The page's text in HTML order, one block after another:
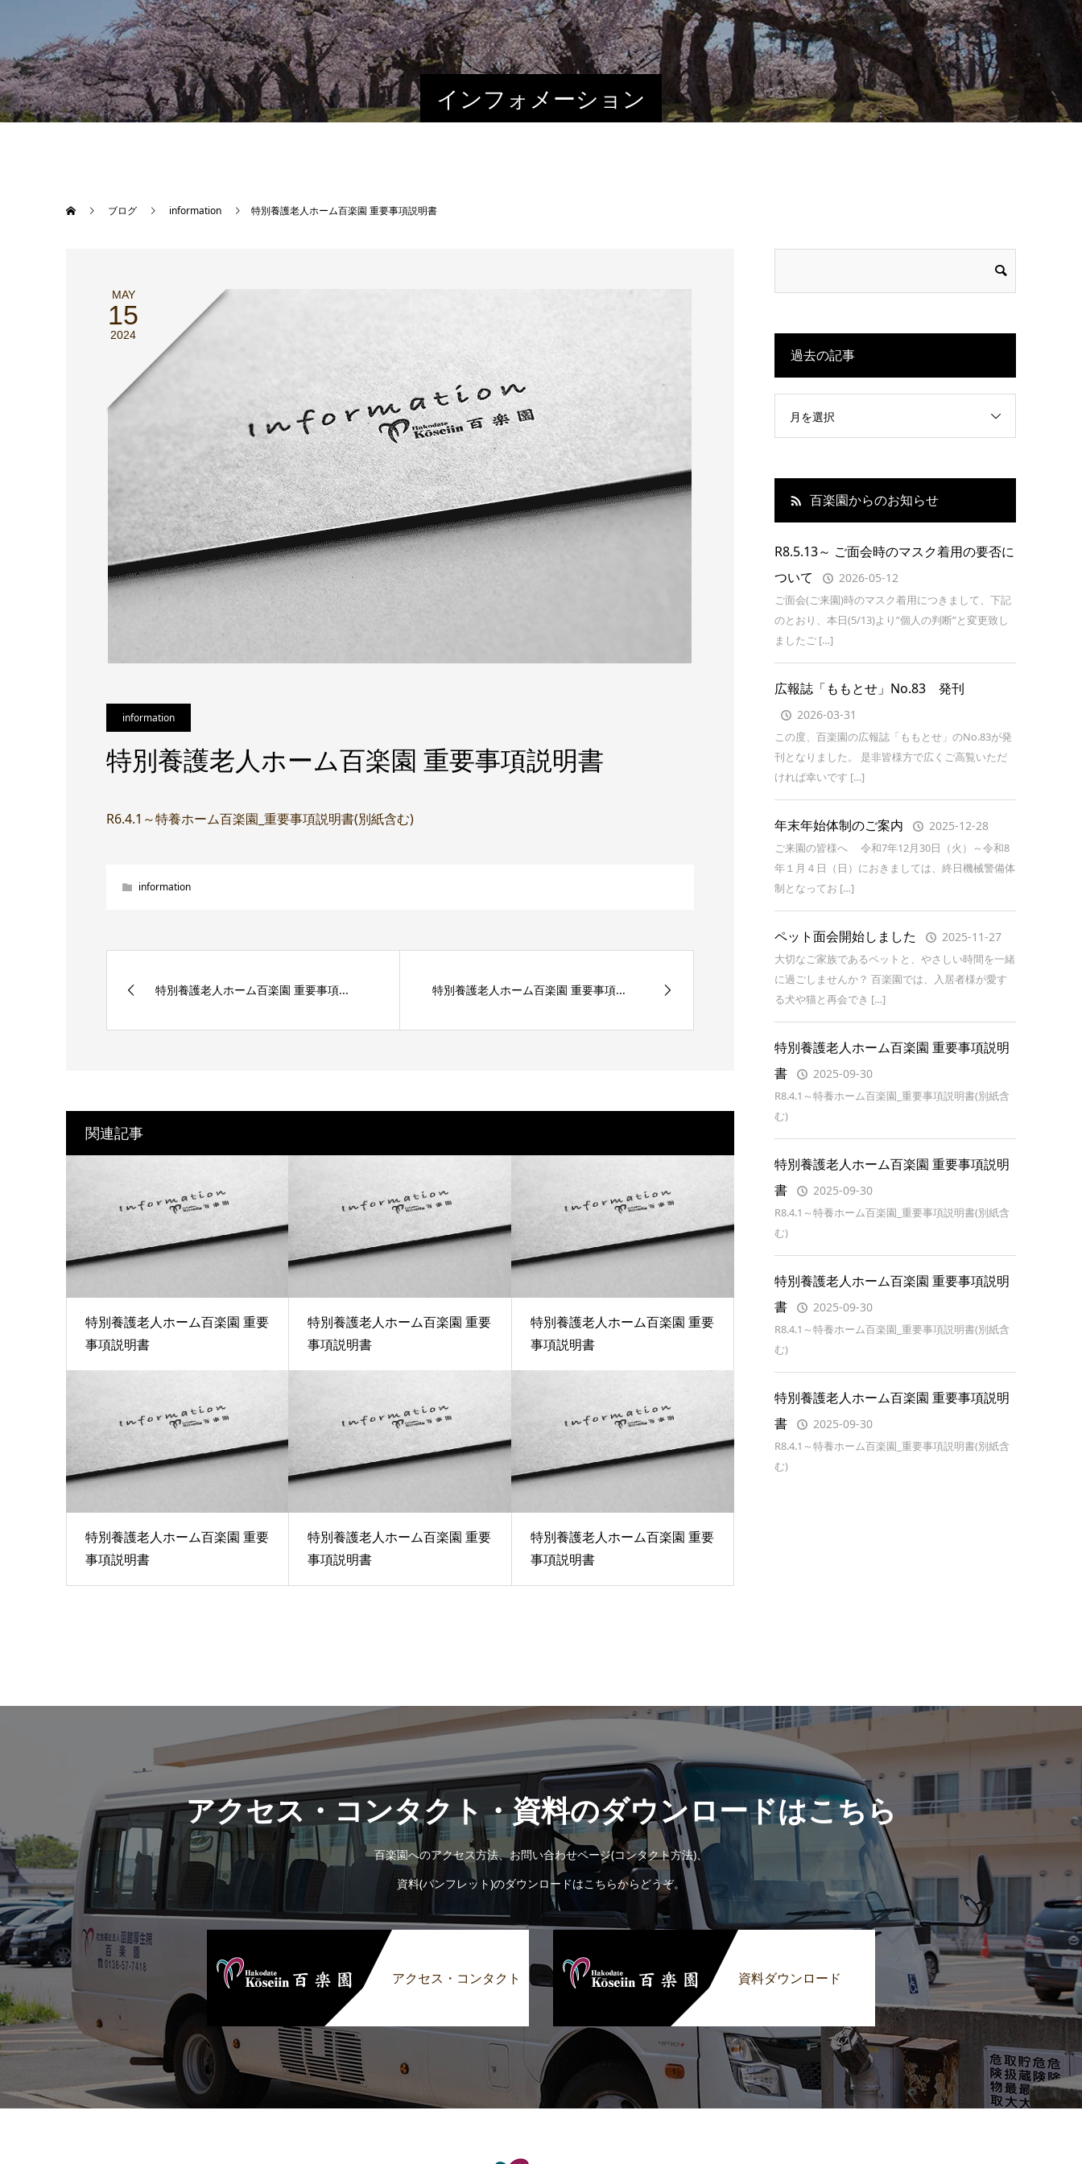
インフォメーション
ブログ information 特別養護老人ホーム百楽園 重要事項説明書
MAY
15
2024
information
特別養護老人ホーム百楽園 重要事項説明書
R6.4.1～特養ホーム百楽園_重要事項説明書(別紙含む)
information
特別養護老人ホーム百楽園 重要事項... 特別養護老人ホーム百楽園 重要事項...
関連記事
特別養護老人ホーム百楽園 重要
事項説明書
特別養護老人ホーム百楽園 重要
事項説明書
特別養護老人ホーム百楽園 重要
事項説明書
特別養護老人ホーム百楽園 重要
事項説明書
特別養護老人ホーム百楽園 重要
事項説明書
特別養護老人ホーム百楽園 重要
事項説明書
過去の記事
月を選択
百楽園からのお知らせ
R8.5.13～ ご面会時のマスク着用の要否に
ついて
2026-05-12
ご面会(ご来園)時のマスク着用につきまして、下記
のとおり、本日(5/13)より”個人の判断”と変更致し
ましたご […]
広報誌「ももとせ」No.83 発刊
2026-03-31
この度、百楽園の広報誌「ももとせ」のNo.83が発
刊となりました。 是非皆様方で広くご高覧いただ
ければ幸いです […]
年末年始体制のご案内 2025-12-28
ご来園の皆様へ 令和7年12月30日（火）～令和8
年１月４日（日）におきましては、終日機械警備体
制となってお […]
ペット面会開始しました 2025-11-27
大切なご家族であるペットと、やさしい時間を一緒
に過ごしませんか？ 百楽園では、入居者様が愛す
る犬や猫と再会でき […]
特別養護老人ホーム百楽園 重要事項説明
書
2025-09-30
R8.4.1～特養ホーム百楽園_重要事項説明書(別紙含
む)
特別養護老人ホーム百楽園 重要事項説明
書
2025-09-30
R8.4.1～特養ホーム百楽園_重要事項説明書(別紙含
む)
特別養護老人ホーム百楽園 重要事項説明
書
2025-09-30
R8.4.1～特養ホーム百楽園_重要事項説明書(別紙含
む)
特別養護老人ホーム百楽園 重要事項説明
書
2025-09-30
R8.4.1～特養ホーム百楽園_重要事項説明書(別紙含
む)
アクセス・コンタクト・資料のダウンロードはこちら
百楽園へのアクセス方法、お問い合わせページ(コンタクト方法)、
資料(パンフレット)のダウンロードはこちらからどうぞ。
アクセス・コンタクト 資料ダウンロード